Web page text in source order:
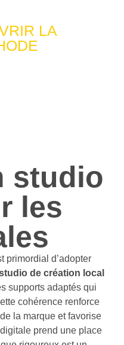
LA
studio
les
primordial d’adopter
de création local
supports adaptés qui
cohérence renforce
la marque et favorise
prend une place